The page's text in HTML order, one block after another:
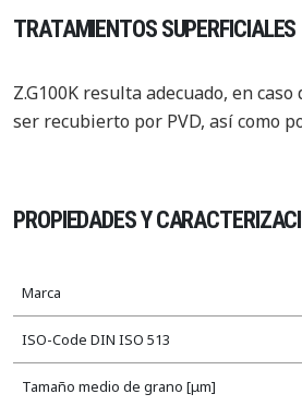
TRATAMIENTOS SUPERFICIALES
Z.G100K resulta adecuado, en
ser recubierto por PVD, así como
PROPIEDADES Y
Marca
ISO-Code DIN ISO 513
Tamaño medio de grano [μm]